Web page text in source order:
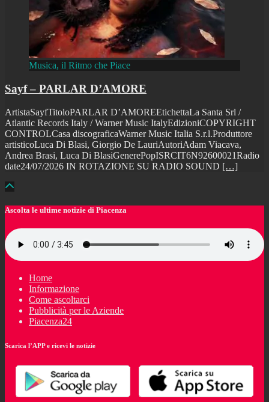
Musica, il Ritmo che Piace
Sayf – PARLAR D’AMORE
ArtistaSayfTitoloPARLAR D’AMOREEtichettaLa Santa Srl /
Atlantic Records Italy / Warner Music ItalyEdizioniCOPYRIGHT
CONTROLCasa discograficaWarner Music Italia S.r.l.Produttore
artisticoLuca Di Blasi, Giorgio De LauriAutoriAdam Viacava,
Andrea Brasi, Luca Di BlasiGenerePopISRCIT6N92600021Radio
date24/07/2026 IN ROTAZIONE SU RADIO SOUND […]
Ascolta le ultime notizie di Piacenza
Home
Informazione
Come ascoltarci
Pubblicità per le Aziende
Piacenza24
Scarica l’APP e ricevi le notizie